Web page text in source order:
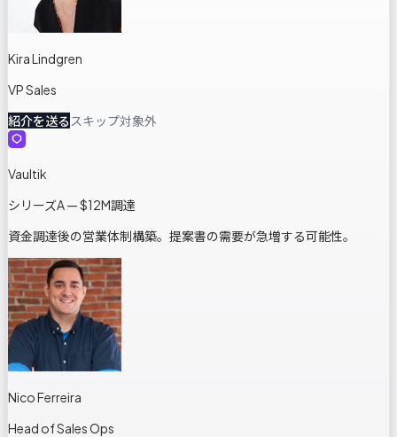
Kira Lindgren
VP Sales
紹介を送る スキップ対象外
Vaultik
シリーズA — $12M調達
資金調達後の営業体制構築。提案書の需要が急増する可能性。
Nico Ferreira
Head of Sales Ops